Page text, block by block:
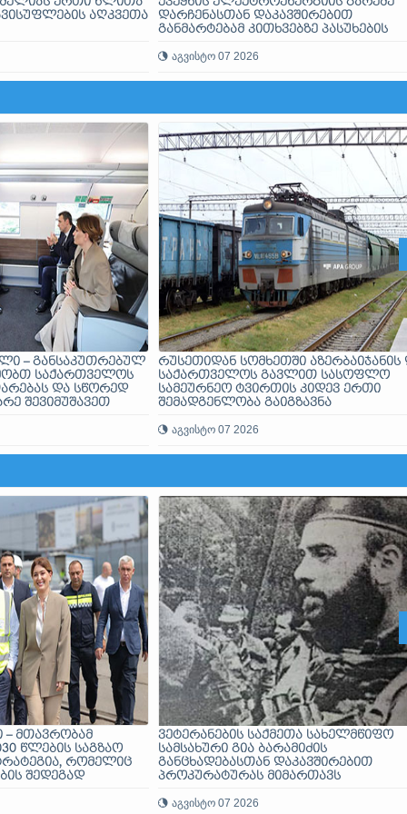
აღკვეთა
დარჩენასთან დაკავშირებით
განმარტებამ კითხვებზე პასუხების
მსგავსი გათიშვა გარდაუვალი იყო,
აგვისტო 07 2026
– განსაკუთრებულ
საქართველოს
და სწორედ
შევიმუშავეთ
რუსეთიდან სომხეთში აზერბაიჯანის
საქართველოს გავლით სასოფლო
სამეურნეო ტვირთის კიდევ ერთი
შემადგენლობა გაიგზავნა
აგვისტო 07 2026
– მთავრობამ
წლების საგზაო
რომელიც
შედეგად
შემცირებას
ვეტერანების საქმეთა სახელმწიფო
სამსახური გია ბარამიძის
განცხადებასთან დაკავშირებით
პროკურატურას მიმართავს
აგვისტო 07 2026